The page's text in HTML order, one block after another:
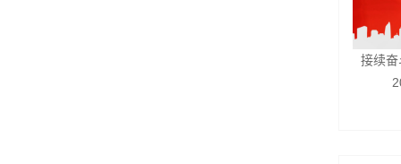
接续